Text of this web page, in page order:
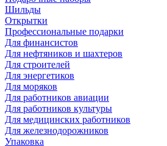
Шильды
Открытки
Профессиональные подарки
Для финансистов
Для нефтяников и шахтеров
Для строителей
Для энергетиков
Для моряков
Для работников авиации
Для работников культуры
Для медицинских работников
Для железнодорожников
Упаковка